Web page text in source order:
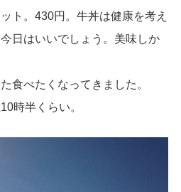
ト。430円。牛丼は健康を考え
日はいいでしょう。美味しか
食べたくなってきました。
時半くらい。